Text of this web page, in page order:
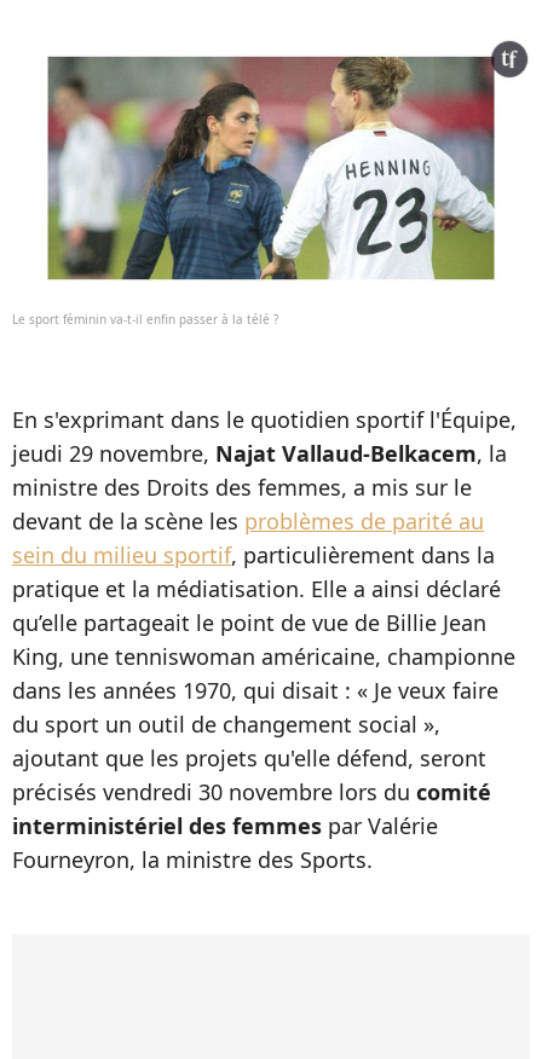
Le sport féminin va-t-il enfin passer à la télé ?
En s'exprimant dans le quotidien sportif l'Équipe,
jeudi 29 novembre, Najat Vallaud-Belkacem, la
ministre des Droits des femmes, a mis sur le
devant de la scène les problèmes de parité au
sein du milieu sportif, particulièrement dans la
pratique et la médiatisation. Elle a ainsi déclaré
qu’elle partageait le point de vue de Billie Jean
King, une tenniswoman américaine, championne
dans les années 1970, qui disait : « Je veux faire
du sport un outil de changement social »,
ajoutant que les projets qu'elle défend, seront
précisés vendredi 30 novembre lors du comité
interministériel des femmes par Valérie
Fourneyron, la ministre des Sports.